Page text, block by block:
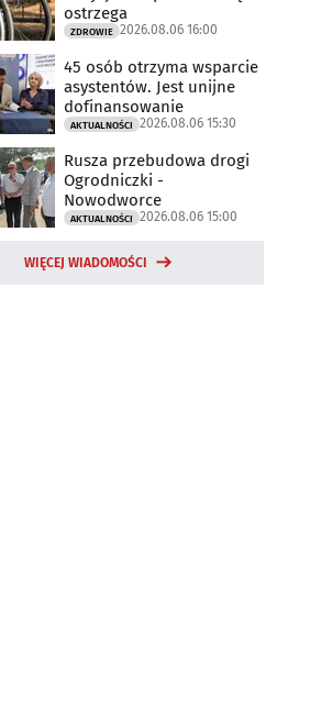
ostrzega
ZDROWIE 2026.08.06 16:00
45 osób otrzyma wsparcie
asystentów. Jest unijne
dofinansowanie
AKTUALNOŚCI 2026.08.06 15:30
Rusza przebudowa drogi
Ogrodniczki -
Nowodworce
AKTUALNOŚCI 2026.08.06 15:00
WIĘCEJ WIADOMOŚCI